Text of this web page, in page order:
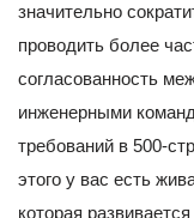
значительно
проводить более
согласованность
инженерными
требований в 500-
этого у вас есть
которая